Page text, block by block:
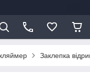
Заклепка